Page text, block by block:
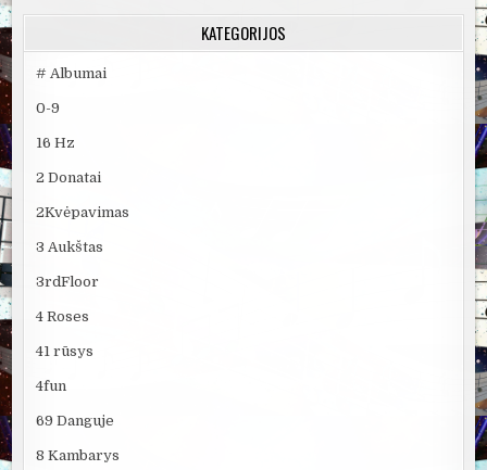
KATEGORIJOS
# Albumai
0-9
16 Hz
2 Donatai
2Kvėpavimas
3 Aukštas
3rdFloor
4 Roses
41 rūsys
4fun
69 Danguje
8 Kambarys